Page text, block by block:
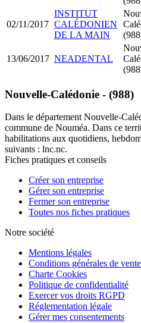
02/11/2017
INSTITUT
CALÉDONIEN
DE LA MAIN
13/06/2017 NEADENTAL
Nouvelle-Calédonie - (988)
Dans le département Nouvelle-
commune de Nouméa. Dans ce
habilitations aux quotidiens,
suivants : lnc.nc.
Fiches pratiques et conseils
Créer son entreprise
Gérer son entreprise
Fermer son entreprise
Toutes nos fiches pratiques
Notre société
Mentions légales
Conditions générales de vente
Charte Cookies
Politique de confidentialité
Exercer vos droits RGPD
Réglementation légale
Gérer mes consentements